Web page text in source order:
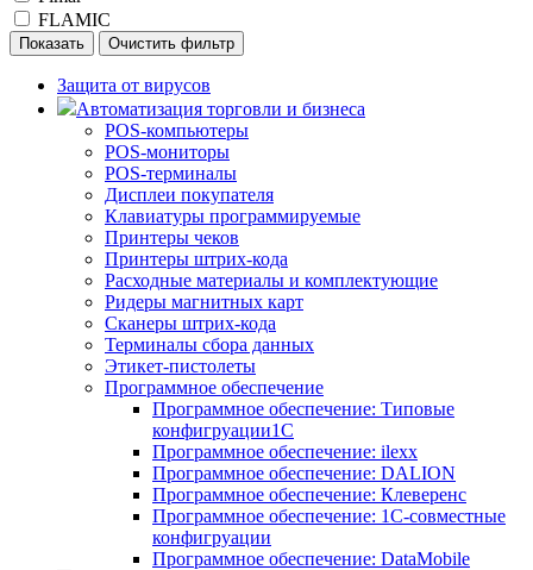
FLAMIC
Защита от вирусов
Автоматизация торговли и бизнеса
POS-компьютеры
POS-мониторы
POS-терминалы
Дисплеи покупателя
Клавиатуры программируемые
Принтеры чеков
Принтеры штрих-кода
Расходные материалы и комплектующие
Ридеры магнитных карт
Сканеры штрих-кода
Терминалы сбора данных
Этикет-пистолеты
Программное обеспечение
Программное обеспечение: Типовые
конфигруации1С
Программное обеспечение: ilexx
Программное обеспечение: DALION
Программное обеспечение: Клеверенс
Программное обеспечение: 1С-совместные
конфигруации
Программное обеспечение: DataMobile